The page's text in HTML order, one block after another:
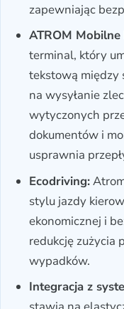
zapewniając
ATROM
terminal, który
tekstową między
na wysyłanie
wytyczonych
dokumentów i
usprawnia
Ecodriving:
stylu jazdy
ekonomicznej i
redukcję zużycia
wypadków.
Integracja z